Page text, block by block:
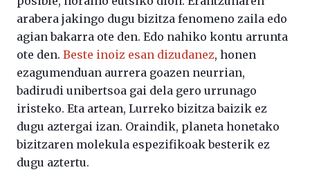
arabera jakingo dugu bizitza fenomeno zaila edo
agian bakarra ote den. Edo nahiko kontu arrunta
ote den. Beste inoiz esan dizudanez, honen
ezagumenduan aurrera goazen neurrian,
badirudi unibertsoa gai dela gero urrunago
iristeko. Eta artean, Lurreko bizitza baizik ez
dugu aztergai izan. Oraindik, planeta honetako
bizitzaren molekula espezifikoak besterik ez
dugu aztertu.